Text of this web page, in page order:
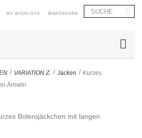
WARENKORB
MY WISHLISTS
> VARIATION Z. > Jacken > Kurzes
Ärmeln